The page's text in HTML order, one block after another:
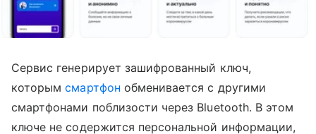
Сервис генерирует зашифрованный ключ,
которымсмартфон обменивается с другими
смартфонами поблизости через Bluetooth. В этом
ключе не содержится персональной информации,